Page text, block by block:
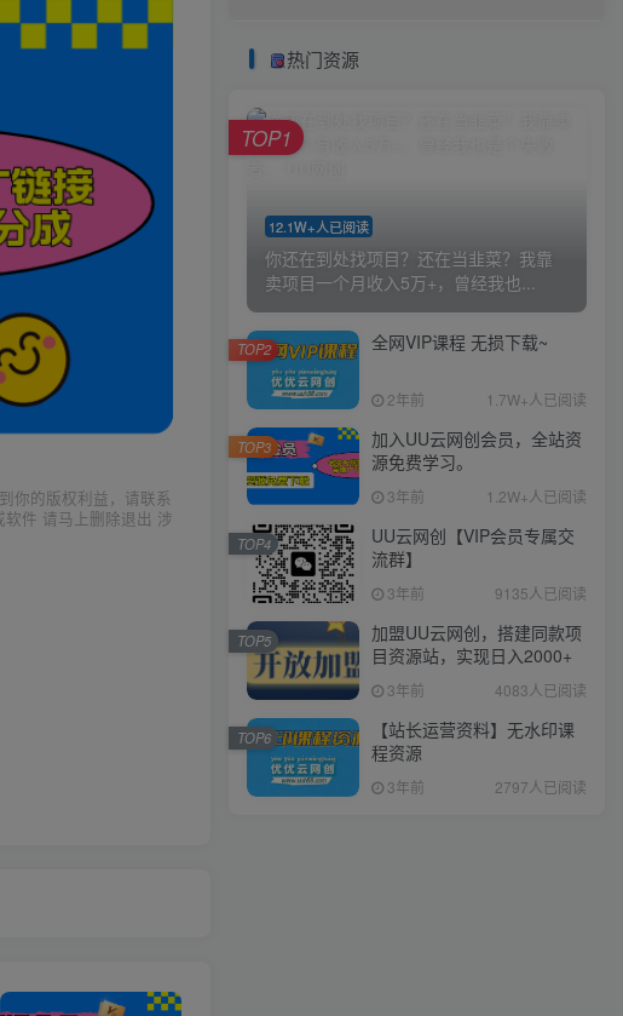
你的版权利益，请联系
件 请马上删除退出 涉
热门资源
12.1W+人已阅读
你还在到处找项目？还在当韭菜？我靠
卖项目一个月收入5万+，曾经我也...
TOP1
全网VIP课程 无损下载~
2年前 1.7W+人已阅读
TOP2
加入UU云网创会员，全站资
源免费学习。
3年前 1.2W+人已阅读
TOP3
UU云网创【VIP会员专属交
流群】
3年前 9135人已阅读
TOP4
加盟UU云网创，搭建同款项
目资源站，实现日入2000+
3年前 4083人已阅读
TOP5
【站长运营资料】无水印课
程资源
3年前 2797人已阅读
TOP6